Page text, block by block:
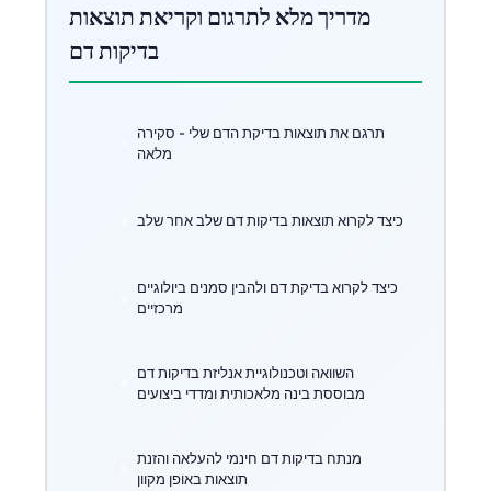
מדריך מלא לתרגום וקריאת תוצאות
בדיקות דם
תרגם את תוצאות בדיקת הדם שלי - סקירה
מלאה
כיצד לקרוא תוצאות בדיקות דם שלב אחר שלב
כיצד לקרוא בדיקת דם ולהבין סמנים ביולוגיים
מרכזיים
השוואה וטכנולוגיית אנליזת בדיקות דם
מבוססת בינה מלאכותית ומדדי ביצועים
מנתח בדיקות דם חינמי להעלאה והזנת
תוצאות באופן מקוון